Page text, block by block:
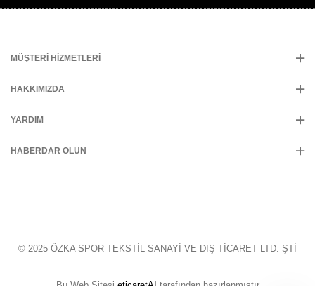
MÜŞTERI HIZMETLERI
HAKKIMIZDA
YARDIM
HABERDAR OLUN
© 2025 ÖZKA SPOR TEKSTİL SANAYİ VE DIŞ TİCARET LTD. ŞTİ